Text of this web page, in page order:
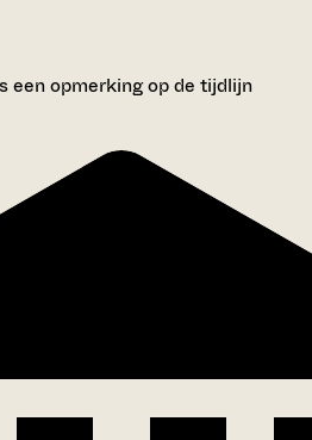
een opmerking op de tijdlijn